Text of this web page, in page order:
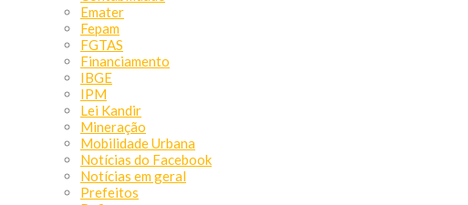
Emater
Fepam
FGTAS
Financiamento
IBGE
IPM
Lei Kandir
Mineração
Mobilidade Urbana
Notícias do Facebook
Notícias em geral
Prefeitos